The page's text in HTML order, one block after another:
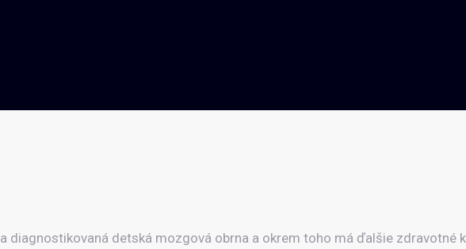
diagnostikovaná detská mozgová obrna a okrem toho má ďalšie zdravotné